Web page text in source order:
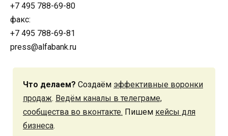
+7 495 788-69-80
факс:
+7 495 788-69-81
press@alfabank.ru
Что делаем? Создаём эффективные воронки
продаж. Ведём каналы в телеграме,
сообщества во вконтакте. Пишем кейсы для
бизнеса.